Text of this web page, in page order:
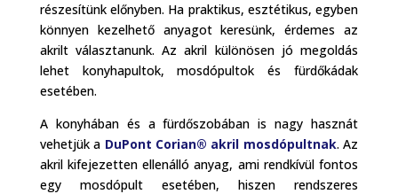
részesítünk előnyben. Ha praktikus, esztétikus, egyben
könnyen kezelhető anyagot keresünk, érdemes az
akrilt választanunk. Az akril különösen jó megoldás
lehet konyhapultok, mosdópultok és fürdőkádak
esetében.
A konyhában és a fürdőszobában is nagy hasznát
vehetjük a DuPont Corian® akril mosdópultnak. Az
akril kifejezetten ellenálló anyag, ami rendkívül fontos
egy mosdópult esetében, hiszen rendszeres